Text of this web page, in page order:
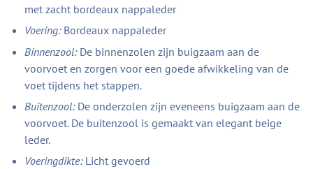
met zacht bordeaux nappaleder
Voering:Bordeaux nappaleder
Binnenzool:De binnenzolen zijn buigzaam aan de
voorvoet en zorgen voor een goede afwikkeling van de
voet tijdens het stappen.
Buitenzool:De onderzolen zijn eveneens buigzaam aan de
voorvoet. De buitenzool is gemaakt van elegant beige
leder.
Voeringdikte:Licht gevoerd